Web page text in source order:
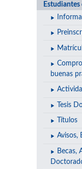
buenas
Tesis
Títulos
Avisos,
Becas,